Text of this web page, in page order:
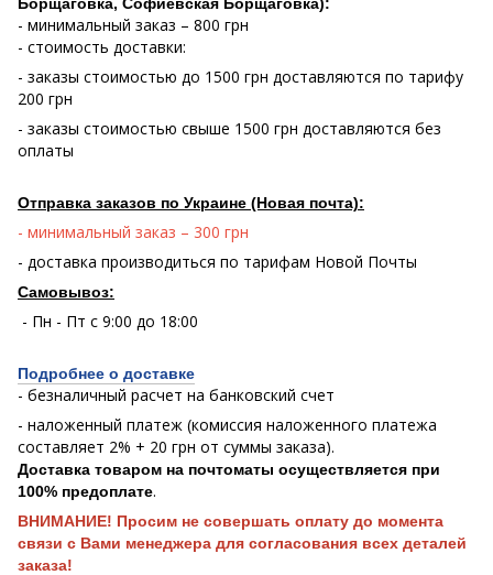
- минимальный заказ – 800 грн
- стоимость доставки:
- заказы стоимостью до 1500 грн доставляются по тарифу
200 грн
- заказы стоимостью свыше 1500 грн доставляются без
оплаты
Отправка заказов по Украине (Новая почта):
- минимальный заказ – 300 грн
- доставка производиться по тарифам Новой Почты
Самовывоз:
- Пн - Пт с 9:00 до 18:00
Подробнее о доставке
- безналичный расчет на банковский счет
- наложенный платеж (комиссия наложенного платежа
составляет 2% + 20 грн от суммы заказа).
Доставка товаром на почтоматы осуществляется при
100% предоплате.
ВНИМАНИЕ! Просим не совершать оплату до момента
связи с Вами менеджера для согласования всех деталей
заказа!